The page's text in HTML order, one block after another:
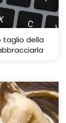
taglio della